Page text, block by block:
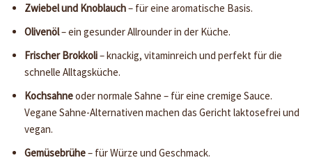
Zwiebel und Knoblauch– für eine aromatische Basis.
Olivenöl– ein gesunder Allrounder in der Küche.
Frischer Brokkoli– knackig, vitaminreich und perfekt für die
schnelle Alltagsküche.
Kochsahneoder normale Sahne – für eine cremige Sauce.
Vegane Sahne-Alternativen machen das Gericht laktosefrei und
vegan.
Gemüsebrühe– für Würze und Geschmack.